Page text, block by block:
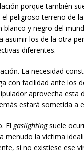
porque también
el peligroso terreno de
blanco y negro del
asumir los de la otra
diferentes.
La necesidad
con facilidad ante los
aprovecha esta
estará sometida a
El gaslightingsuele
menudo la víctima
si no existiese ese